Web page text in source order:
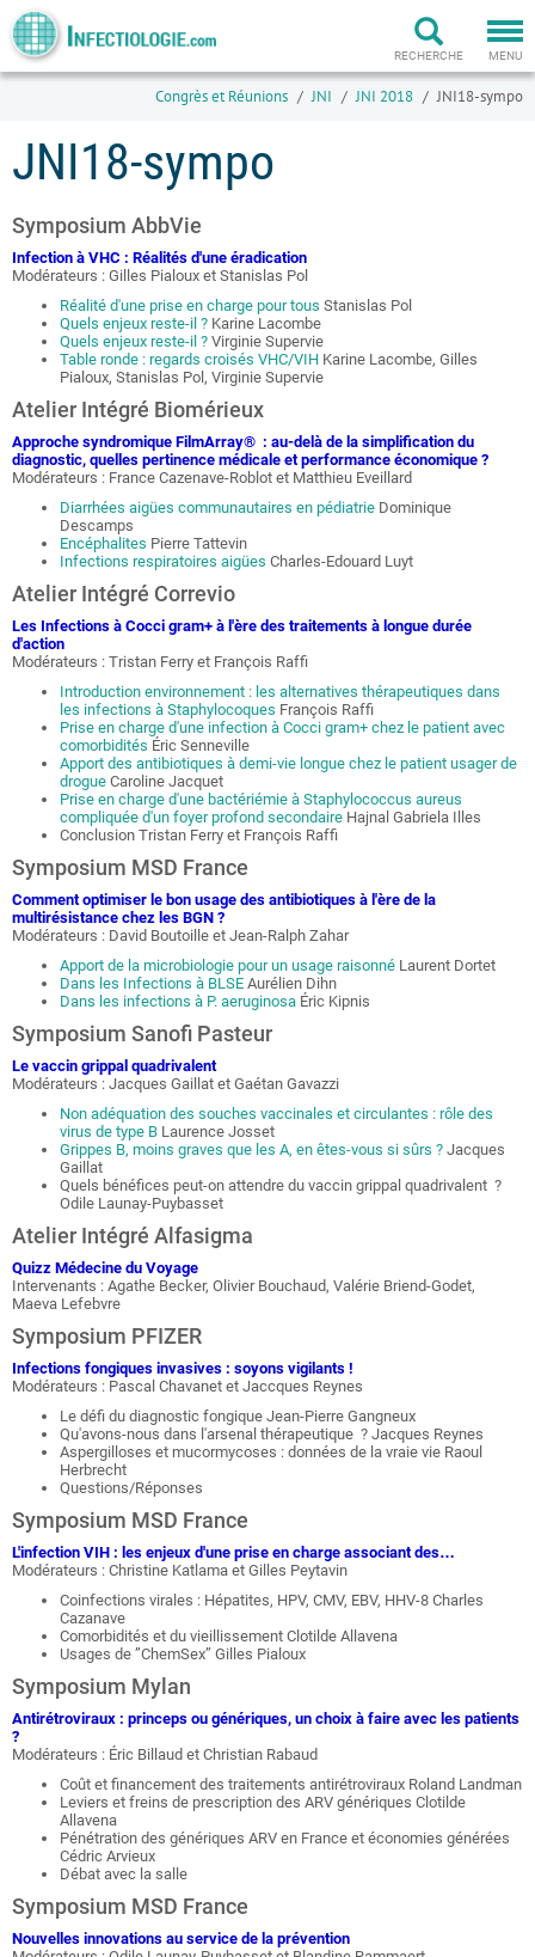
MENU
RECHERCHE
Congrès et Réunions JNI JNI 2018 JNI18-sympo
JNI18-sympo
Symposium AbbVie
Infection à VHC : Réalités d'une éradication
Modérateurs : Gilles Pialoux et Stanislas Pol
Réalité d'une prise en charge pour tous Stanislas Pol
Quels enjeux reste-il ? Karine Lacombe
Quels enjeux reste-il ? Virginie Supervie
Table ronde : regards croisés VHC/VIH Karine Lacombe, Gilles
Pialoux, Stanislas Pol, Virginie Supervie
Atelier Intégré Biomérieux
Approche syndromique FilmArray® : au-delà de la simplification du
diagnostic, quelles pertinence médicale et performance économique ?
Modérateurs : France Cazenave-Roblot et Matthieu Eveillard
Diarrhées aigües communautaires en pédiatrie Dominique
Descamps
Encéphalites Pierre Tattevin
Infections respiratoires aigües Charles-Edouard Luyt
Atelier Intégré Correvio
Les Infections à Cocci gram+ à l'ère des traitements à longue durée
d'action
Modérateurs : Tristan Ferry et François Raffi
Introduction environnement : les alternatives thérapeutiques dans
les infections à Staphylocoques François Raffi
Prise en charge d'une infection à Cocci gram+ chez le patient avec
comorbidités Éric Senneville
Apport des antibiotiques à demi-vie longue chez le patient usager de
drogue Caroline Jacquet
Prise en charge d'une bactériémie à Staphylococcus aureus
compliquée d'un foyer profond secondaire Hajnal Gabriela Illes
Conclusion Tristan Ferry et François Raffi
Symposium MSD France
Comment optimiser le bon usage des antibiotiques à l'ère de la
multirésistance chez les BGN ?
Modérateurs : David Boutoille et Jean-Ralph Zahar
Apport de la microbiologie pour un usage raisonné Laurent Dortet
Dans les Infections à BLSE Aurélien Dihn
Dans les infections à P. aeruginosa Éric Kipnis
Symposium Sanofi Pasteur
Le vaccin grippal quadrivalent
Modérateurs : Jacques Gaillat et Gaétan Gavazzi
Non adéquation des souches vaccinales et circulantes : rôle des
virus de type B Laurence Josset
Grippes B, moins graves que les A, en êtes-vous si sûrs ? Jacques
Gaillat
Quels bénéfices peut-on attendre du vaccin grippal quadrivalent ?
Odile Launay-Puybasset
Atelier Intégré Alfasigma
Quizz Médecine du Voyage
Intervenants : Agathe Becker, Olivier Bouchaud, Valérie Briend-Godet,
Maeva Lefebvre
Symposium PFIZER
Infections fongiques invasives : soyons vigilants !
Modérateurs : Pascal Chavanet et Jaccques Reynes
Le défi du diagnostic fongique Jean-Pierre Gangneux
Qu'avons-nous dans l'arsenal thérapeutique ? Jacques Reynes
Aspergilloses et mucormycoses : données de la vraie vie Raoul
Herbrecht
Questions/Réponses
Symposium MSD France
L'infection VIH : les enjeux d'une prise en charge associant des…
Modérateurs : Christine Katlama et Gilles Peytavin
Coinfections virales : Hépatites, HPV, CMV, EBV, HHV-8 Charles
Cazanave
Comorbidités et du vieillissement Clotilde Allavena
Usages de ”ChemSex” Gilles Pialoux
Symposium Mylan
Antirétroviraux : princeps ou génériques, un choix à faire avec les patients
?
Modérateurs : Éric Billaud et Christian Rabaud
Coût et financement des traitements antirétroviraux Roland Landman
Leviers et freins de prescription des ARV génériques Clotilde
Allavena
Pénétration des génériques ARV en France et économies générées
Cédric Arvieux
Débat avec la salle
Symposium MSD France
Nouvelles innovations au service de la prévention